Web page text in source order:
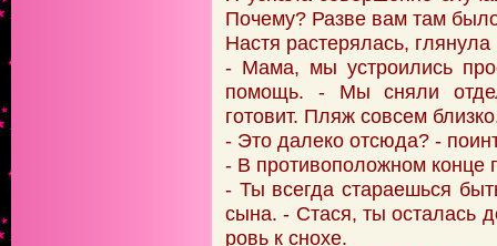
Почему? Разве вам там
Настя растерялась,
- Мама, мы устроились
помощь. - Мы сняли
готовит. Пляж совсем
- Это далеко отсюда? -
- В противоположном конце
- Ты всегда стараешься
сына. - Стася, ты осталась
ровь к снохе.